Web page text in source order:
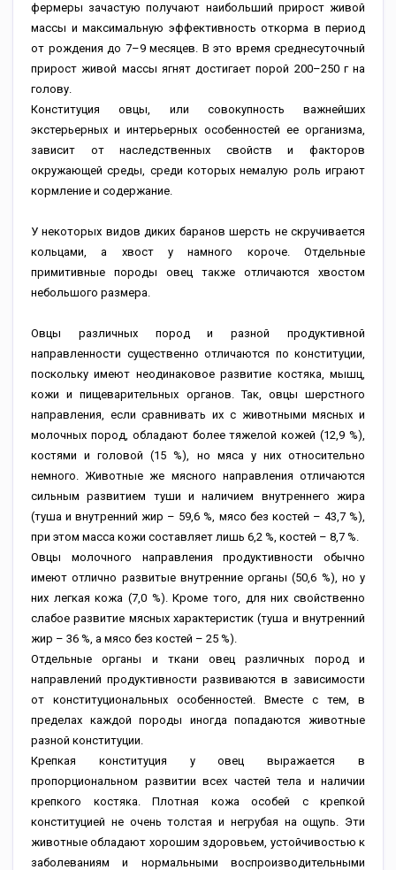
фермеры зачастую получают наибольший прирост живой
массы и максимальную эффективность откорма в период
от рождения до 7–9 месяцев. В это время среднесуточный
прирост живой массы ягнят достигает порой 200–250 г на
голову.
Конституция овцы, или совокупность важнейших
экстерьерных и интерьерных особенностей ее организма,
зависит от наследственных свойств и факторов
окружающей среды, среди которых немалую роль играют
кормление и содержание.
У некоторых видов диких баранов шерсть не скручивается
кольцами, а хвост у намного короче. Отдельные
примитивные породы овец также отличаются хвостом
небольшого размера.
Овцы различных пород и разной продуктивной
направленности существенно отличаются по конституции,
поскольку имеют неодинаковое развитие костяка, мышц,
кожи и пищеварительных органов. Так, овцы шерстного
направления, если сравнивать их с животными мясных и
молочных пород, обладают более тяжелой кожей (12,9 %),
костями и головой (15 %), но мяса у них относительно
немного. Животные же мясного направления отличаются
сильным развитием туши и наличием внутреннего жира
(туша и внутренний жир – 59,6 %, мясо без костей – 43,7 %),
при этом масса кожи составляет лишь 6,2 %, костей – 8,7 %.
Овцы молочного направления продуктивности обычно
имеют отлично развитые внутренние органы (50,6 %), но у
них легкая кожа (7,0 %). Кроме того, для них свойственно
слабое развитие мясных характеристик (туша и внутренний
жир – 36 %, а мясо без костей – 25 %).
Отдельные органы и ткани овец различных пород и
направлений продуктивности развиваются в зависимости
от конституциональных особенностей. Вместе с тем, в
пределах каждой породы иногда попадаются животные
разной конституции.
Крепкая конституция у овец выражается в
пропорциональном развитии всех частей тела и наличии
крепкого костяка. Плотная кожа особей с крепкой
конституцией не очень толстая и негрубая на ощупь. Эти
животные обладают хорошим здоровьем, устойчивостью к
заболеваниям и нормальными воспроизводительными